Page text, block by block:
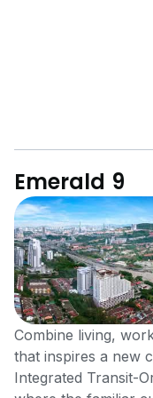
Emerald 9
Combine living,
that inspires a new
Integrated Transit-